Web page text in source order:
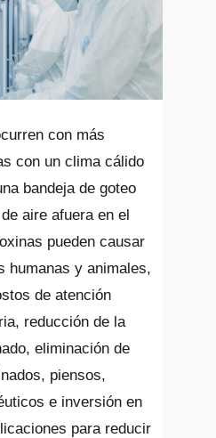
con más
con un clima cálido
bandeja de goteo
aire afuera en el
pueden causar
humanas y animales,
de atención
reducción de la
eliminación de
piensos,
e inversión en
para reducir